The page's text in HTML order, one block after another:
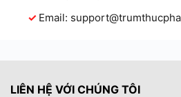
Email:
LIÊN HỆ VỚI CHÚNG TÔI